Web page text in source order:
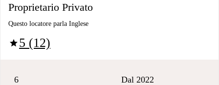
Proprietario Privato
Questo locatore parla Inglese
star5 (12)
6 Dal 2022